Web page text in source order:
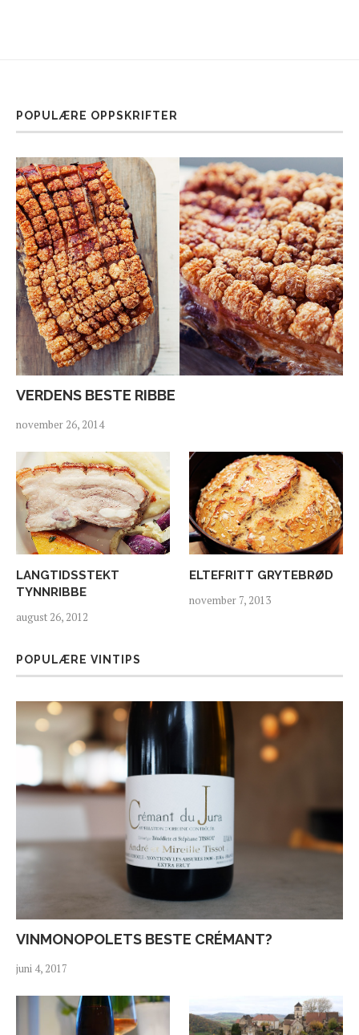
POPULÆRE OPPSKRIFTER
VERDENS BESTE RIBBE
november 26, 2014
LANGTIDSSTEKT
TYNNRIBBE
august 26, 2012
ELTEFRITT GRYTEBRØD
november 7, 2013
POPULÆRE VINTIPS
VINMONOPOLETS BESTE CRÉMANT?
juni 4, 2017